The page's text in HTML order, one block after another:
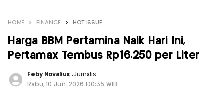
HOME FINANCE HOT ISSUE
Harga BBM Pertamina Naik Hari Ini,
Pertamax Tembus Rp16.250 per Liter
Feby Novalius ,Jurnalis
Rabu, 10 Juni 2026 |00:35 WIB